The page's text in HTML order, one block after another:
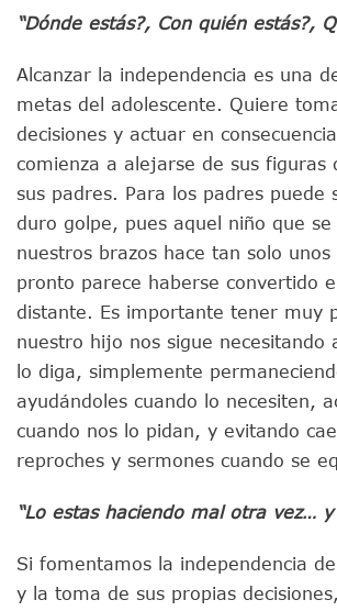
“Dónde estás?, Con quién estás?,
Alcanzar la independencia es una
metas del adolescente. Quiere
decisiones y actuar en
comienza a alejarse de sus figuras
sus padres. Para los padres puede
duro golpe, pues aquel niño que se
nuestros brazos hace tan solo unos
pronto parece haberse convertido
distante. Es importante tener muy
nuestro hijo nos sigue necesitando
lo diga, simplemente
ayudándoles cuando lo necesiten,
cuando nos lo pidan, y evitando
reproches y sermones cuando se
“Lo estas haciendo mal otra vez…
Si fomentamos la independencia
y la toma de sus propias